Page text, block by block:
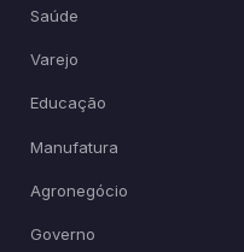
Saúde
Varejo
Educação
Manufatura
Agronegócio
Governo